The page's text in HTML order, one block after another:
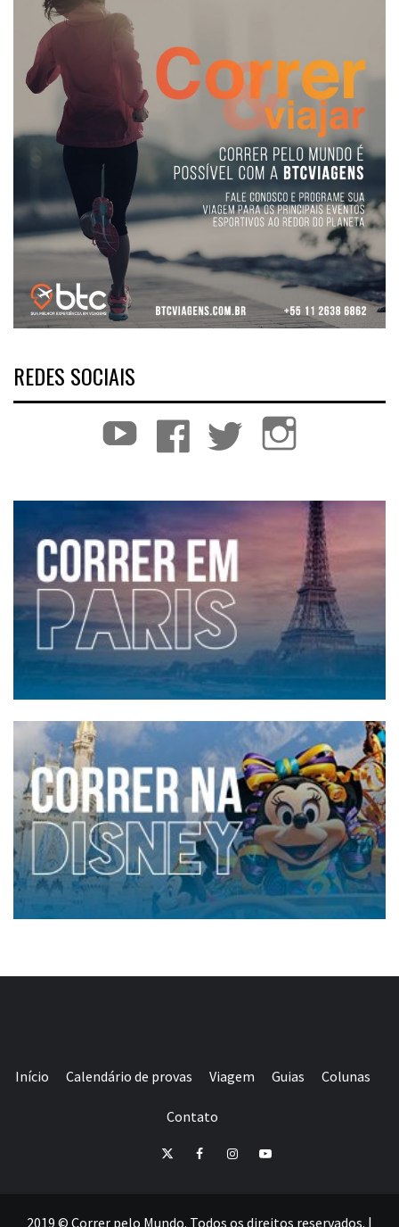
REDES SOCIAIS
YouTube Facebook Twitter
Início Calendário de provas Viagem Guias Colunas
Contato
TwitterFacebookInstagramYoutube
2019 © Correr pelo Mundo. Todos os direitos reservados. |